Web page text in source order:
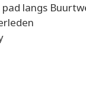
langs